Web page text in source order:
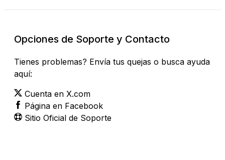
Opciones de Soporte y Contacto
Tienes problemas? Envía tus quejas o busca ayuda
aquí:
Cuenta en X.com
Página en Facebook
Sitio Oficial de Soporte